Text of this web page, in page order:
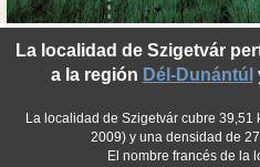
La localidad de Szigetvár
a la región Dél-Dunántúl
La localidad de Szigetvár cubre 39,51
2009) y una densidad de
El nombre francés de la